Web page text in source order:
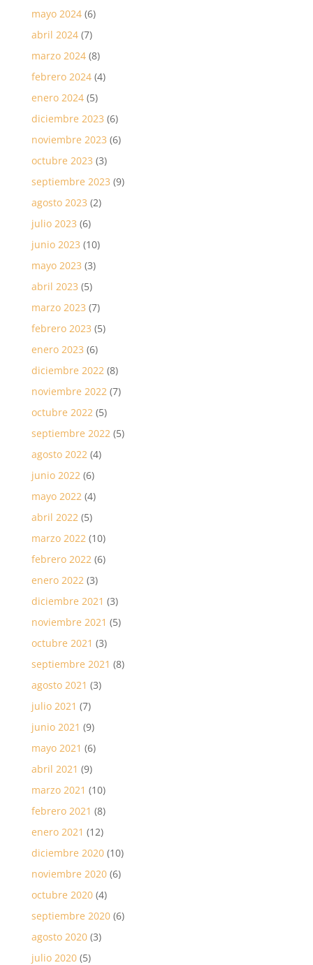
mayo 2024(6)
abril 2024(7)
marzo 2024(8)
febrero 2024(4)
enero 2024(5)
diciembre 2023 (6)
noviembre 2023 (6)
octubre 2023 (3)
septiembre 2023 (9)
agosto 2023 (2)
julio 2023 (6)
junio 2023 (10)
mayo 2023 (3)
abril 2023 (5)
marzo 2023 (7)
febrero 2023 (5)
enero 2023 (6)
diciembre 2022(8)
noviembre 2022(7)
octubre 2022(5)
septiembre 2022(5)
agosto 2022(4)
junio 2022(6)
mayo 2022(4)
abril 2022(5)
marzo 2022(10)
febrero 2022(6)
enero 2022(3)
diciembre 2021 (3)
noviembre 2021 (5)
octubre 2021 (3)
septiembre 2021 (8)
agosto 2021 (3)
julio 2021 (7)
junio 2021 (9)
mayo 2021 (6)
abril 2021 (9)
marzo 2021 (10)
febrero 2021 (8)
enero 2021 (12)
diciembre 2020(10)
noviembre 2020(6)
octubre 2020(4)
septiembre 2020(6)
agosto 2020(3)
julio 2020(5)